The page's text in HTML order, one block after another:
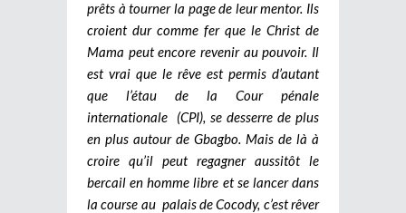
prêts à tourner la page de leur mentor. Ils
croient dur comme fer que le Christ de
Mama peut encore revenir au pouvoir. Il
est vrai que le rêve est permis d’autant
que l’étau de la Cour pénale
internationale (CPI), se desserre de plus
en plus autour de Gbagbo. Mais de là à
croire qu’il peut regagner aussitôt le
bercail en homme libre et se lancer dans
la course au palais de Cocody, c’est rêver